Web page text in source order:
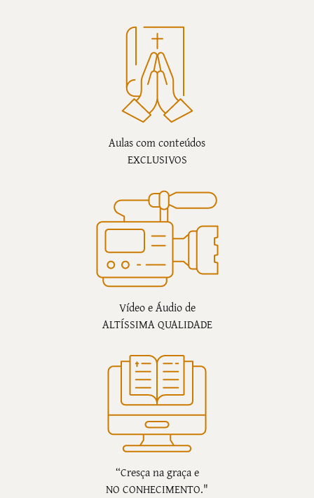
Aulas com conteúdos
EXCLUSIVOS
Vídeo e Áudio de
ALTÍSSIMA QUALIDADE
“Cresça na graça e
NO CONHECIMENTO."